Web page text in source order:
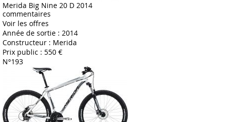
Merida Big Nine 20 D 2014
commentaires
Voir les offres
Année de sortie : 2014
Constructeur : Merida
Prix public : 550 €
N°193